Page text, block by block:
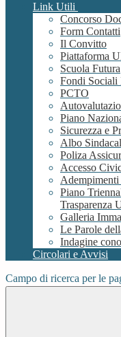
Link Utili
Concorso
Form Contatti
Il Convitto
Piattaforma
Scuola Futura
Fondi Sociali
PCTO
Piano
Sicurezza e
Albo
Poliza
Accesso
Piano
Trasparenza
Galleria
Le Parole
Indagine
Circolari e Avvisi
Campo di ricerca per le